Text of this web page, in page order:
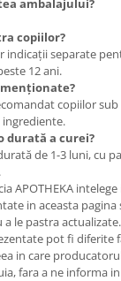
ambalajului?
copiilor?
indicații separate
12 ani.
copiilor sub
durată a curei?
de 1-3 luni, cu
APOTHEKA
in aceasta pagina
le pastra
pot fi diferite
in care
fara a ne informa